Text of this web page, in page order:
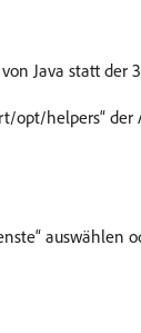
Java statt der
opt/helpers“
auswählen